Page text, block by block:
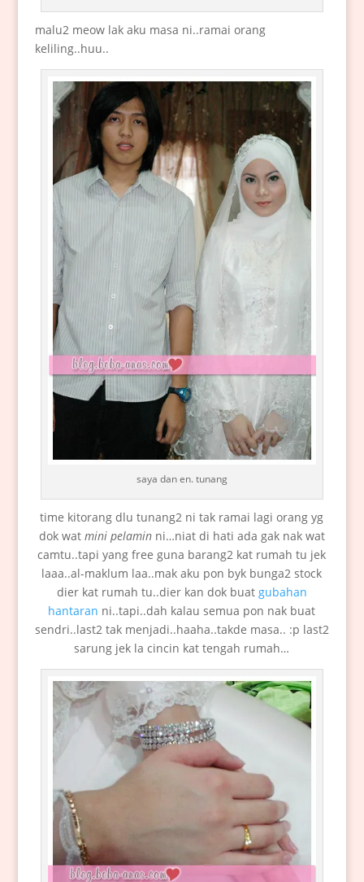
malu2 meow lak aku masa ni..ramai orang
keliling..huu..
saya dan en. tunang
time kitorang dlu tunang2 ni tak ramai lagi orang yg
dok wat mini pelamin ni…niat di hati ada gak nak wat
camtu..tapi yang free guna barang2 kat rumah tu jek
laaa..al-maklum laa..mak aku pon byk bunga2 stock
dier kat rumah tu..dier kan dok buat gubahan
hantaran ni..tapi..dah kalau semua pon nak buat
sendri..last2 tak menjadi..haaha..takde masa.. :p last2
sarung jek la cincin kat tengah rumah…